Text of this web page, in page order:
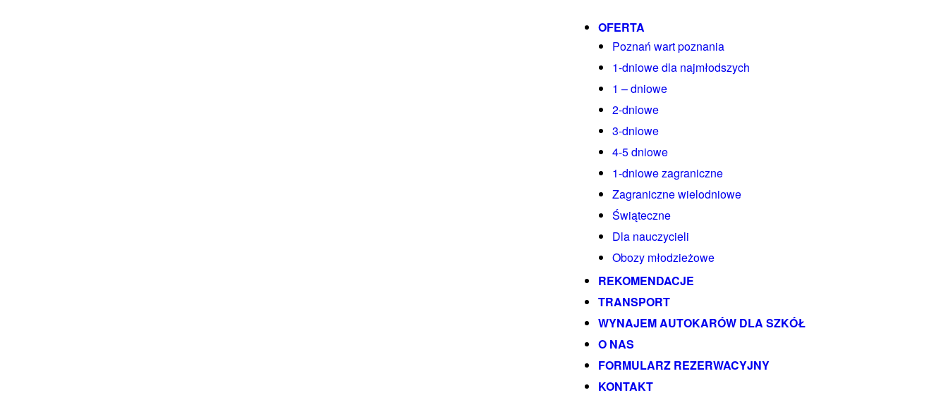
OFERTA
Poznań wart poznania
1-dniowe dla najmłodszych
1 – dniowe
2-dniowe
3-dniowe
4-5 dniowe
1-dniowe zagraniczne
Zagraniczne wielodniowe
Świąteczne
Dla nauczycieli
Obozy młodzieżowe
REKOMENDACJE
TRANSPORT
WYNAJEM AUTOKARÓW DLA SZKÓŁ
O NAS
FORMULARZ REZERWACYJNY
KONTAKT